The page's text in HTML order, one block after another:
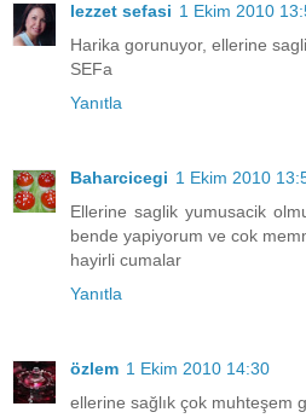
lezzet sefasi 1 Ekim 2010
Harika gorunuyor, ellerine
SEFa
Yanıtla
Baharcicegi 1 Ekim 2010
Ellerine saglik yumusacik
bende yapiyorum ve cok
hayirli cumalar
Yanıtla
özlem 1 Ekim 2010 14:30
ellerine sağlık çok muhteşem